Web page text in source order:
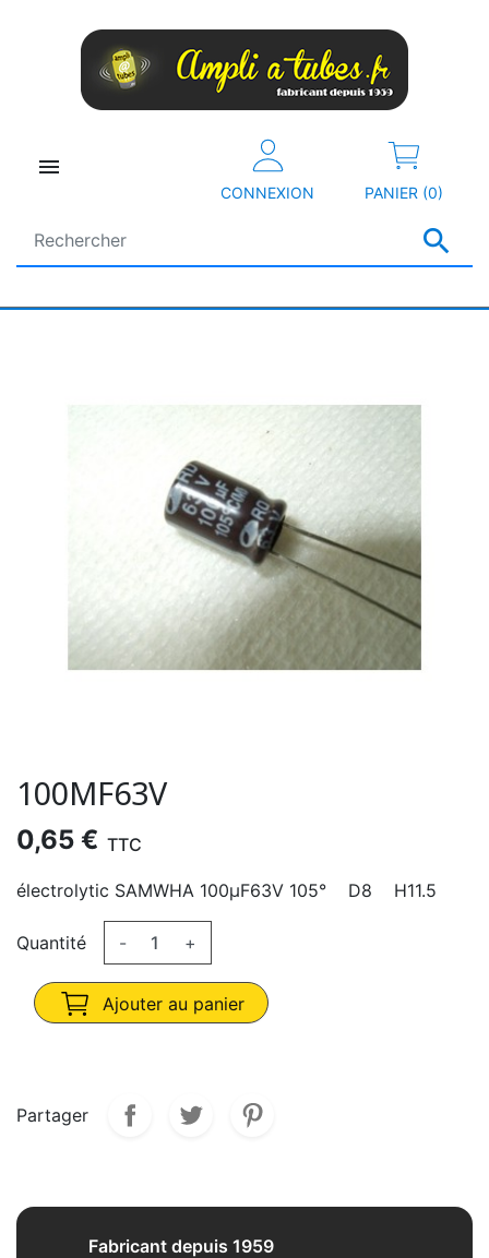


CONNEXION PANIER (0)
100ΜF63V
0,65 € TTC
électrolytic SAMWHA 100µF63V 105° D8 H11.5
Quantité - +
Ajouter au panier
Partager
Fabricant depuis 1959